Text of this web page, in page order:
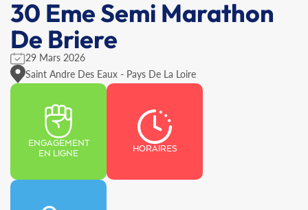
30 Eme Semi Marathon
De Briere
29 Mars 2026
Saint Andre Des Eaux - Pays De La Loire
ENGAGEMENT
EN LIGNE
HORAIRES